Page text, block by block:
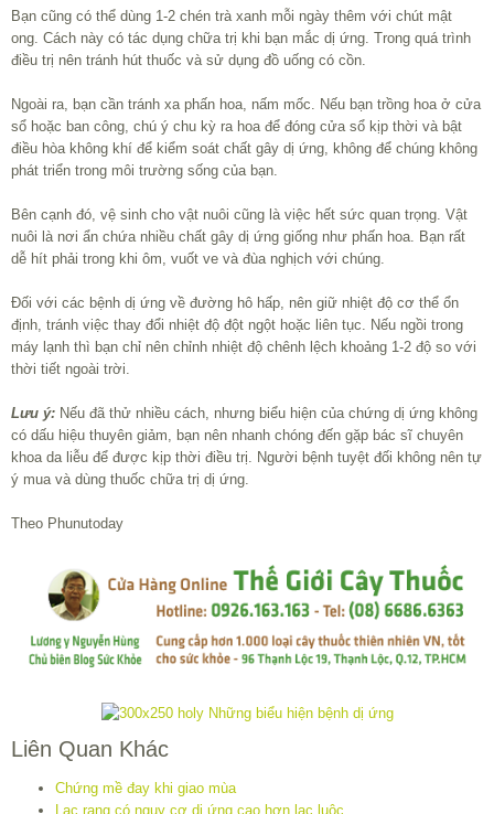
Bạn cũng có thể dùng 1-2 chén trà xanh mỗi ngày thêm với chút mật
ong. Cách này có tác dụng chữa trị khi bạn mắc dị ứng. Trong quá trình
điều trị nên tránh hút thuốc và sử dụng đồ uống có cồn.
Ngoài ra, bạn cần tránh xa phấn hoa, nấm mốc. Nếu bạn trồng hoa ở cửa
sổ hoặc ban công, chú ý chu kỳ ra hoa để đóng cửa sổ kịp thời và bật
điều hòa không khí để kiểm soát chất gây dị ứng, không để chúng không
phát triển trong môi trường sống của bạn.
Bên cạnh đó, vệ sinh cho vật nuôi cũng là việc hết sức quan trọng. Vật
nuôi là nơi ẩn chứa nhiều chất gây dị ứng giống như phấn hoa. Bạn rất
dễ hít phải trong khi ôm, vuốt ve và đùa nghịch với chúng.
Đối với các bệnh dị ứng về đường hô hấp, nên giữ nhiệt độ cơ thể ổn
định, tránh việc thay đổi nhiệt độ đột ngột hoặc liên tục. Nếu ngồi trong
máy lạnh thì bạn chỉ nên chỉnh nhiệt độ chênh lệch khoảng 1-2 độ so với
thời tiết ngoài trời.
Lưu ý: Nếu đã thử nhiều cách, nhưng biểu hiện của chứng dị ứng không
có dấu hiệu thuyên giảm, bạn nên nhanh chóng đến gặp bác sĩ chuyên
khoa da liễu để được kịp thời điều trị. Người bệnh tuyệt đối không nên tự
ý mua và dùng thuốc chữa trị dị ứng.
Theo Phunutoday
Liên Quan Khác
Chứng mề đay khi giao mùa
Lạc rang có nguy cơ dị ứng cao hơn lạc luộc